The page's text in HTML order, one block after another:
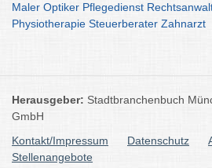
Maler Optiker Pflegedienst
Physiotherapie Steuerberater Zahnarzt
Herausgeber: Stadtbranchenbuch
GmbH
Kontakt/Impressum
Datenschutz
Stellenangebote